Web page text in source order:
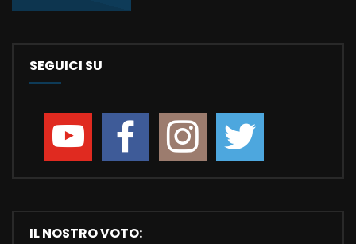
SEGUICI SU
IL NOSTRO VOTO: